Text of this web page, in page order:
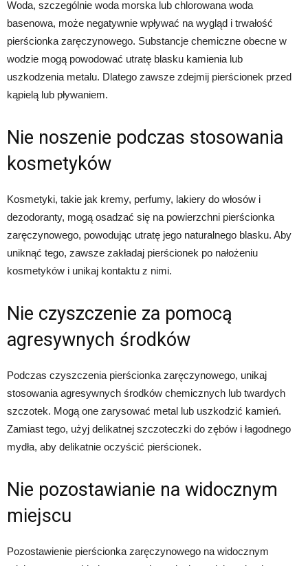
Woda, szczególnie woda morska lub chlorowana woda
basenowa, może negatywnie wpływać na wygląd i trwałość
pierścionka zaręczynowego. Substancje chemiczne obecne w
wodzie mogą powodować utratę blasku kamienia lub
uszkodzenia metalu. Dlatego zawsze zdejmij pierścionek przed
kąpielą lub pływaniem.
Nie noszenie podczas stosowania
kosmetyków
Kosmetyki, takie jak kremy, perfumy, lakiery do włosów i
dezodoranty, mogą osadzać się na powierzchni pierścionka
zaręczynowego, powodując utratę jego naturalnego blasku. Aby
uniknąć tego, zawsze zakładaj pierścionek po nałożeniu
kosmetyków i unikaj kontaktu z nimi.
Nie czyszczenie za pomocą
agresywnych środków
Podczas czyszczenia pierścionka zaręczynowego, unikaj
stosowania agresywnych środków chemicznych lub twardych
szczotek. Mogą one zarysować metal lub uszkodzić kamień.
Zamiast tego, użyj delikatnej szczoteczki do zębów i łagodnego
mydła, aby delikatnie oczyścić pierścionek.
Nie pozostawianie na widocznym
miejscu
Pozostawienie pierścionka zaręczynowego na widocznym